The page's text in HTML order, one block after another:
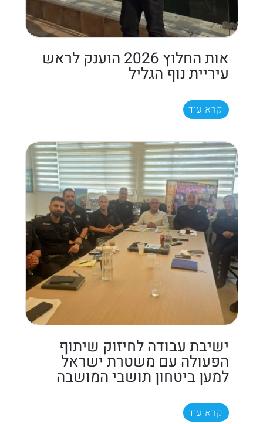
אות החלוץ 2026 הוענק לראש
עיריית נוף הגליל
קרא עוד
ישיבת עבודה לחיזוק שיתוף
הפעולה עם משטרת ישראל
למען ביטחון תושבי המושבה
קרא עוד